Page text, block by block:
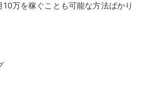
10万を稼ぐことも可能な方法ばかり